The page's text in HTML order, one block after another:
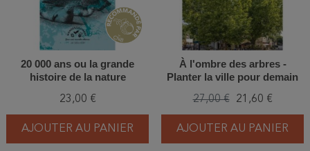
20 000 ans ou la grande
histoire de la nature
23,00 €
AJOUTER AU PANIER
À l'ombre des arbres -
Planter la ville pour demain
27,00 € 21,60 €
AJOUTER AU PANIER